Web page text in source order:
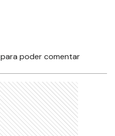
para poder comentar